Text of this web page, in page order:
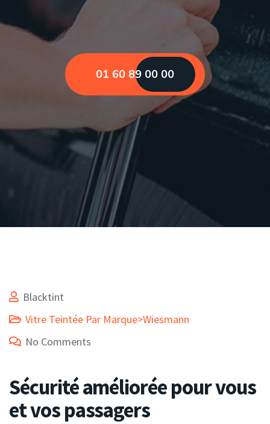
01 60 89 00 00
Blacktint
Vitre Teintée Par Marque>Wiesmann
No Comments
Sécurité améliorée pour vous
et vos passagers